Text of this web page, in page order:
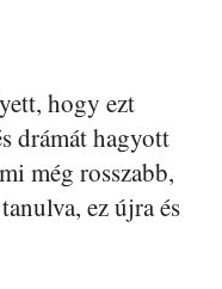
hogy ezt
drámát hagyott
még rosszabb,
ez újra és